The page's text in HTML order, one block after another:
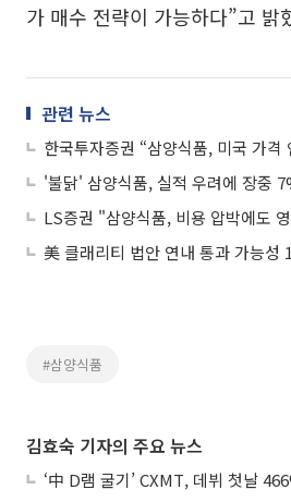
가 매수 전략이 가능하다”고 밝
관련 뉴스
'불닭' 삼양식품, 실적 우려에 장중
#삼양식품
김효숙 기자의 주요 뉴스